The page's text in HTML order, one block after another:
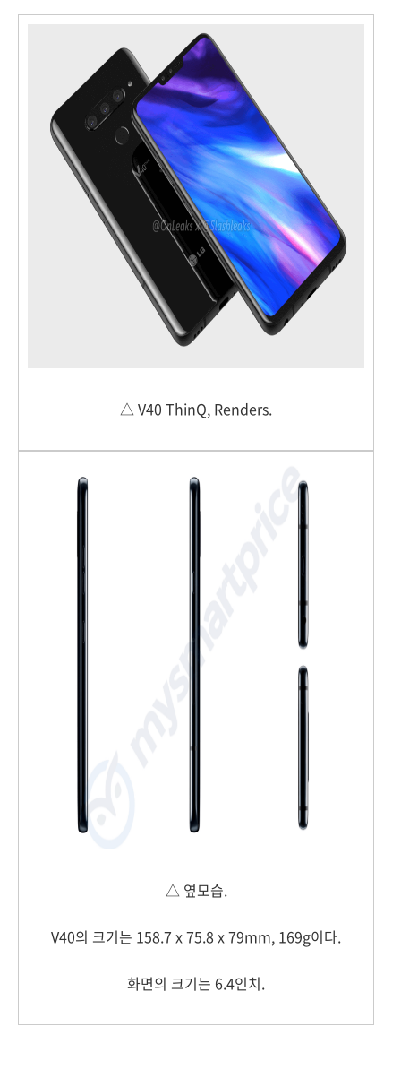
△ V40 ThinQ, Renders.
△ 옆모습.
V40의 크기는 158.7 x 75.8 x 79mm, 169g이다.
화면의 크기는 6.4인치.